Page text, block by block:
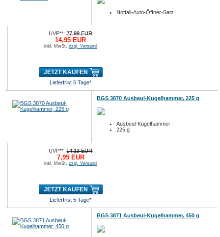
Notfall-Auto-Öffner-Satz
UVP**:27,99 EUR
14,95 EUR
inkl. MwSt.zzgl. Versand
JETZT KAUFEN
Lieferfrist 5 Tage*
BGS 3870 Ausbeul-Kugelhammer, 225 g
Ausbeul-Kugelhammer
225 g
UVP**:14,13 EUR
7,95 EUR
inkl. MwSt.zzgl. Versand
JETZT KAUFEN
Lieferfrist 5 Tage*
BGS 3871 Ausbeul-Kugelhammer, 450 g